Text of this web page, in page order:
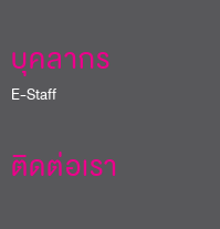
บุคลากร
E-Staff
ติดต่อเรา